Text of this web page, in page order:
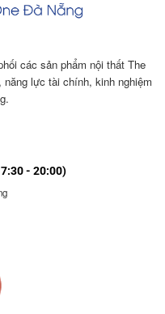
các sản phẩm nội thất The
lực tài chính, kinh nghiệm
- 20:00)